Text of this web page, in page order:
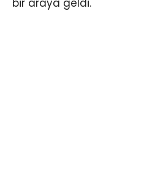
bir araya geldi.